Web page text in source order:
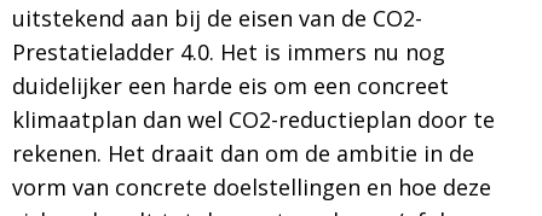
uitstekend aan bij de eisen van de CO2-
Prestatieladder 4.0. Het is immers nu nog
duidelijker een harde eis om een concreet
klimaatplan dan wel CO2-reductieplan door te
rekenen. Het draait dan om de ambitie in de
vorm van concrete doelstellingen en hoe deze